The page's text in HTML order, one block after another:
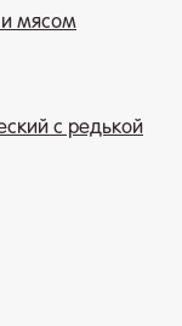
и мясом
с редькой